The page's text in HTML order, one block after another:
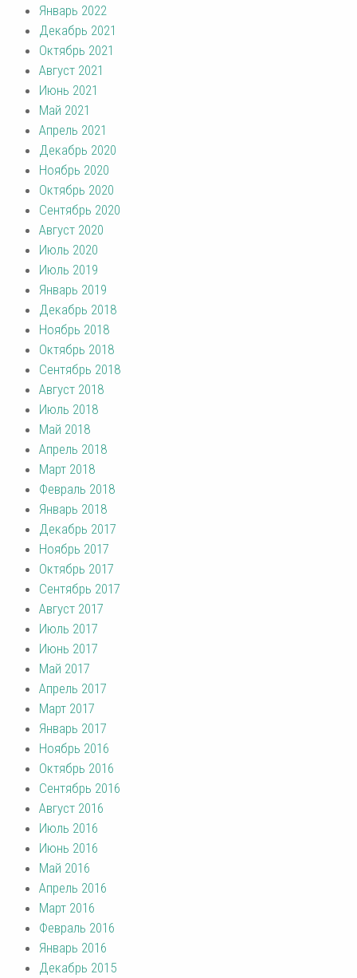
Январь 2022
Декабрь 2021
Октябрь 2021
Август 2021
Июнь 2021
Май 2021
Апрель 2021
Декабрь 2020
Ноябрь 2020
Октябрь 2020
Сентябрь 2020
Август 2020
Июль 2020
Июль 2019
Январь 2019
Декабрь 2018
Ноябрь 2018
Октябрь 2018
Сентябрь 2018
Август 2018
Июль 2018
Май 2018
Апрель 2018
Март 2018
Февраль 2018
Январь 2018
Декабрь 2017
Ноябрь 2017
Октябрь 2017
Сентябрь 2017
Август 2017
Июль 2017
Июнь 2017
Май 2017
Апрель 2017
Март 2017
Январь 2017
Ноябрь 2016
Октябрь 2016
Сентябрь 2016
Август 2016
Июль 2016
Июнь 2016
Май 2016
Апрель 2016
Март 2016
Февраль 2016
Январь 2016
Декабрь 2015